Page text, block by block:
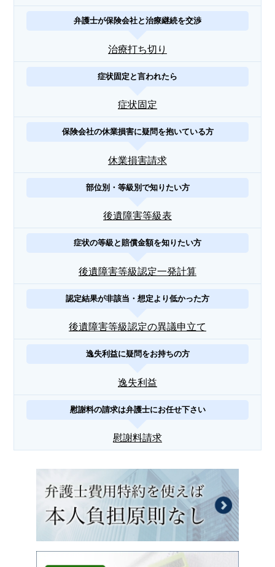
弁護士が保険会社と治療継続を交渉
治療打ち切り
症状固定と言われたら
症状固定
保険会社の休業損害に疑問を抱いている方
休業損害請求
部位別・等級別で知りたい方
後遺障害等級表
症状の等級と賠償金額を知りたい方
後遺障害等級認定一発計算
認定結果が非該当・想定より低かった方
後遺障害等級認定の異議申立て
逸失利益に疑問をお持ちの方
逸失利益
慰謝料の請求は弁護士にお任せ下さい
慰謝料請求